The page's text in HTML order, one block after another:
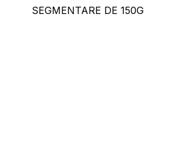
SEGMENTARE DE 150G